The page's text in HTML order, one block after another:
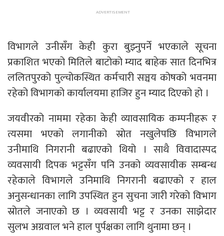
विभागले उनीसँग केही कुरा बुझ्नुपर्ने भएकाले सूचना
प्रकाशित भएको मितिले बाटोको म्याद बाहेक सात दिनभित्र
ललितपुरको पुल्चोकस्थित कर्मचारी सञ्चय कोषको भवनमा
रहेको विभागको कार्यालयमा हाजिर हुन म्याद दिएको हो ।
जयवीरको नाममा रहेका केही व्यावसायिक कम्पनीहरू र
त्यसमा भएको लगानीको स्रोत नखुलेपछि विभागले
उनीमाथि निगरानी बढाएको थियो । साथै विवादास्पद
व्यवसायी दिपक भट्टसँग पनि उनको व्यवसायीक सम्बन्ध
रहेकाले विभागले उनिमाथि निगरानी बढाएको र हाल
अनुसन्धानका लागि उपस्थित हुन सुचना जारी गरेको विभाग
स्रोतले जनाएको छ । व्यवसायी भट्ट र उनका साझेदार
सुलभ अग्रवाल भने हाल पुर्पक्षका लागि थुनामा छन् ।